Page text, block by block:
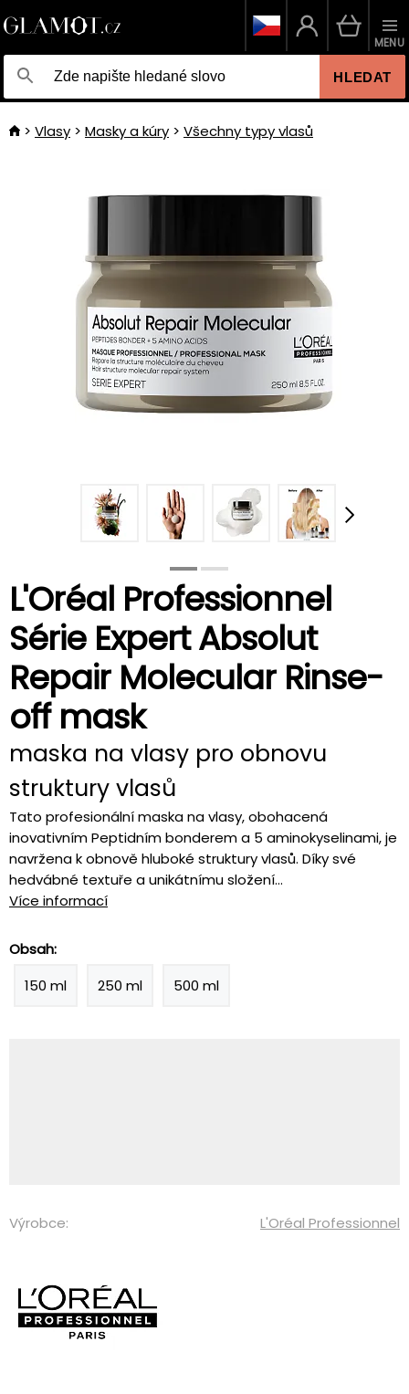
HLEDAT
MENU
Vlasy Masky a kúry Všechny typy vlasů
L'Oréal Professionnel
Série Expert Absolut
Repair Molecular Rinse-
off mask
maska na vlasy pro obnovu
struktury vlasů
Tato profesionální maska na vlasy, obohacená
inovativním Peptidním bonderem a 5 aminokyselinami, je
navržena k obnově hluboké struktury vlasů. Díky své
hedvábné textuře a unikátnímu složení...
Více informací
Obsah:
150 ml
250 ml 500 ml
Výrobce: L'Oréal Professionnel